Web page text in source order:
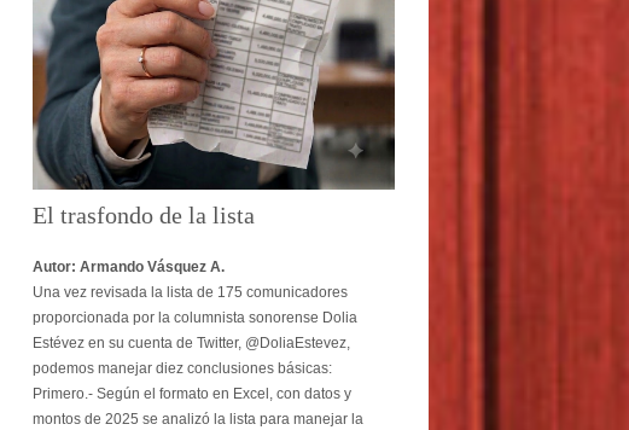
El trasfondo de la lista
Autor: Armando Vásquez A.
Una vez revisada la lista de 175 comunicadores
proporcionada por la columnista sonorense Dolia
Estévez en su cuenta de Twitter, @DoliaEstevez,
podemos manejar diez conclusiones básicas:
Primero.- Según el formato en Excel, con datos y
montos de 2025 se analizó la lista para manejar la